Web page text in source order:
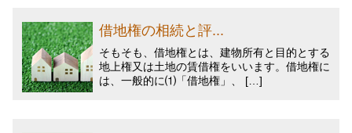
借地権の相続と評...
そもそも、借地権とは、建物所有と目的とする
地上権又は土地の賃借権をいいます。借地権に
は、一般的に⑴「借地権」、 […]